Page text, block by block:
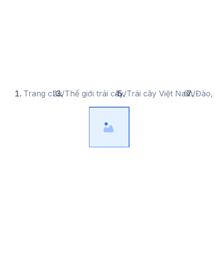
Trang chủ/Thế giới trái cây/Trái cây Việt Nam/Đào,